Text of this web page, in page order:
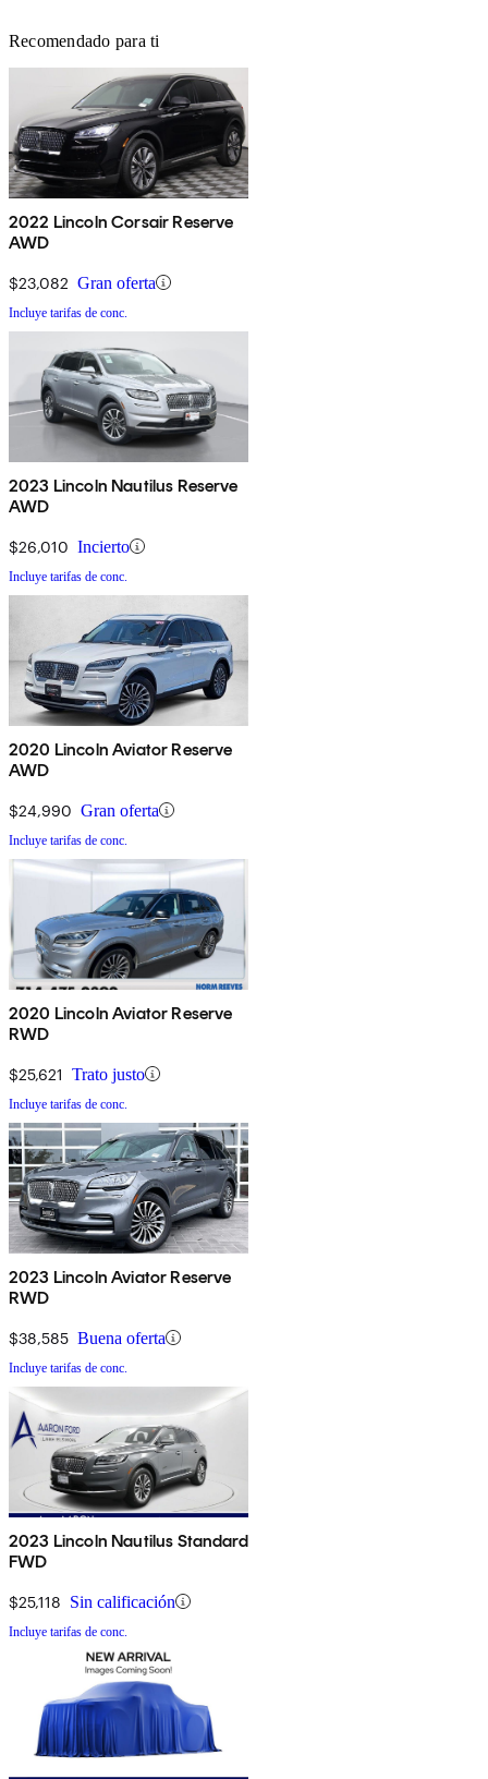
Recomendado para ti
2022 Lincoln Corsair Reserve
AWD
$23,082 Gran oferta
Incluye tarifas de conc.
2023 Lincoln Nautilus Reserve
AWD
$26,010 Incierto
Incluye tarifas de conc.
2020 Lincoln Aviator Reserve
AWD
$24,990 Gran oferta
Incluye tarifas de conc.
2020 Lincoln Aviator Reserve
RWD
$25,621 Trato justo
Incluye tarifas de conc.
2023 Lincoln Aviator Reserve
RWD
$38,585 Buena oferta
Incluye tarifas de conc.
2023 Lincoln Nautilus Standard
FWD
$25,118 Sin calificación
Incluye tarifas de conc.